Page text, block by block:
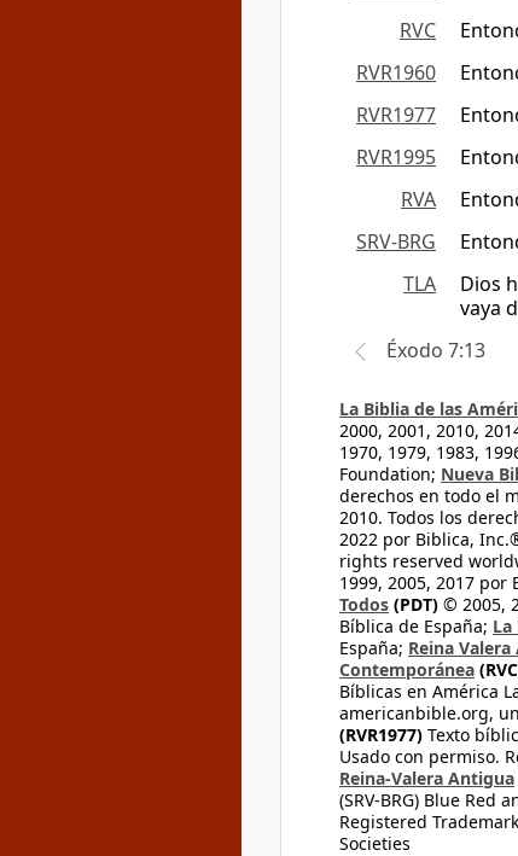
RVC
RVR1960
RVR1977
RVR1995
RVA
SRV-BRG
TLA
Dios
vaya
Éxodo 7:13
La Biblia de las
2000, 2001, 2010,
1970, 1979, 1983,
Foundation; Nueva
derechos en todo el
2010. Todos los
2022 por Biblica,
rights reserved
1999, 2005, 2017
Todos (PDT) © 2005,
Bíblica de España;
España; Reina
Contemporánea
Bíblicas en América
americanbible.org,
(RVR1977) Texto
Usado con permiso.
Reina-Valera Antigua
(SRV-BRG) Blue
Registered
Societies